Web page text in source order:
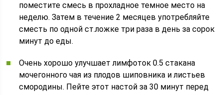
поместите смесь в прохладное темное место на
неделю. Затем в течение 2 месяцев употребляйте
сместь по одной ст.ложке три раза в день за сорок
минут до еды.
Очень хорошо улучшает лимфоток 0.5 стакана
мочегонного чая из плодов шиповника и листьев
смородины. Пейте этот настой за 30 минут перед